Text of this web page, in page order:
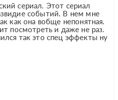
сериал. Этот сериал
событий. В нем мне
как она вобще непонятная.
посмотреть и даже не раз.
так это спец эффекты ну